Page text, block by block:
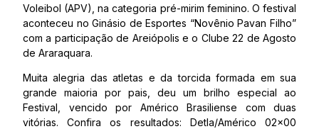
Voleibol (APV), na categoria pré-mirim feminino. O festival
aconteceu no Ginásio de Esportes “Novênio Pavan Filho”
com a participação de Areiópolis e o Clube 22 de Agosto
de Araraquara.
Muita alegria das atletas e da torcida formada em sua
grande maioria por pais, deu um brilho especial ao
Festival, vencido por Américo Brasiliense com duas
vitórias. Confira os resultados: Detla/Américo 02×00